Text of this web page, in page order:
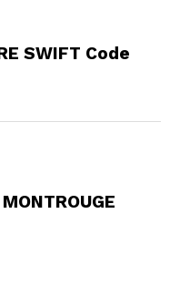
SWIFT Code